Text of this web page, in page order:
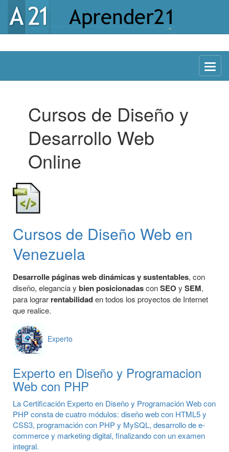
Menu
Cursos de Diseño y
Desarrollo Web
Online
Cursos de Diseño Web en
Venezuela
Desarrolle páginas web dinámicas y sustentables, con
diseño, elegancia y bien posicionadasconSEO y SEM,
para lograr rentabilidaden todos los proyectos de Internet
que realice.
Experto
Experto en Diseño y Programacion
Web con PHP
La Certificación Experto en Diseño y Programación Web con
PHP consta de cuatro módulos: diseño web con HTML5 y
CSS3, programación con PHP y MySQL, desarrollo de e-
commerce y marketing digital, finalizando con un examen
integral.